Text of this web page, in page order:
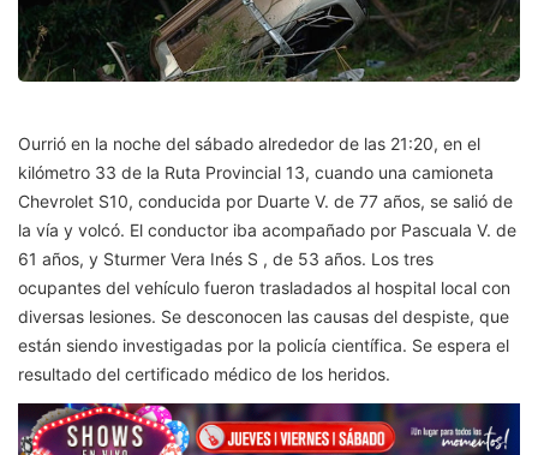
Ourrió en la noche del sábado alrededor de las 21:20, en el
kilómetro 33 de la Ruta Provincial 13, cuando una camioneta
Chevrolet S10, conducida por Duarte V. de 77 años, se salió de
la vía y volcó. El conductor iba acompañado por Pascuala V. de
61 años, y Sturmer Vera Inés S , de 53 años. Los tres
ocupantes del vehículo fueron trasladados al hospital local con
diversas lesiones. Se desconocen las causas del despiste, que
están siendo investigadas por la policía científica. Se espera el
resultado del certificado médico de los heridos.